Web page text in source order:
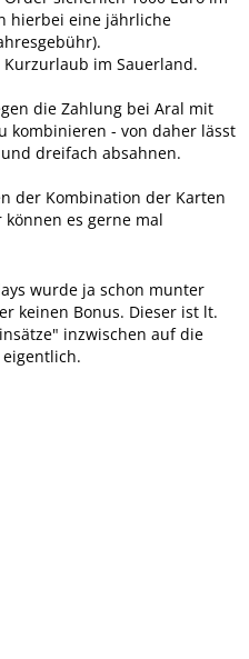
hierbei eine jährliche
im Sauerland.
die Zahlung bei Aral mit
kombinieren - von daher lässt
dreifach absahnen.
der Kombination der Karten
es gerne mal
wurde ja schon munter
keinen Bonus. Dieser ist lt.
inzwischen auf die